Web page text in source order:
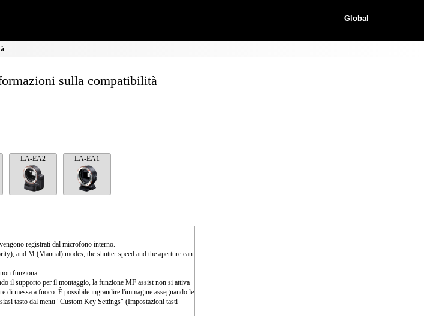
Global
sulla compatibilità
LA-EA2 LA-EA1
registrati dal microfono interno.
and M (Manual) modes, the shutter speed and the aperture can
funziona.
il supporto per il montaggio, la funzione MF assist non si attiva
di messa a fuoco. È possibile ingrandire l'immagine assegnando le
tasto dal menu "Custom Key Settings" (Impostazioni tasti